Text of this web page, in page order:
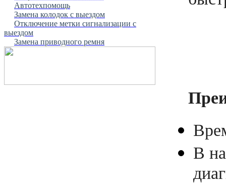
Автотехпомощь
Замена колодок с выездом
Отключение метки сигнализации с
выездом
Замена приводного ремня
В